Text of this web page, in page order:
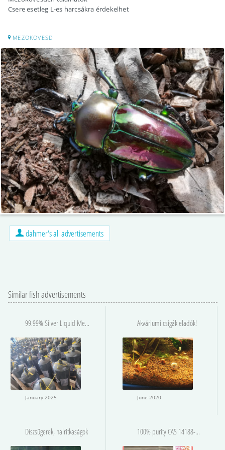
Csere esetleg L-es harcsákra érdekelhet
MEZOKOVESD
dahmer's all advertisements
Similar fish advertisements
99.99% Silver Liquid Mercury For Sale
January 2025
Akváriumi csigák eladók!
June 2020
Díszsügerek, halritkaságok 100% purity CAS 14188-81-9 Isotonitazene iso